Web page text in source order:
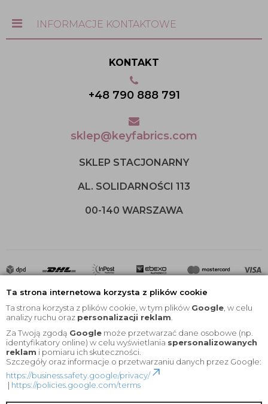
Ta strona internetowa korzysta z plików cookie
Ta strona korzysta z plików cookie, w tym plików Google , w celu
analizy ruchu oraz personalizacji reklam
Za Twoją zgodą Google może przetwarzać dane osobowe (np.
identyfikatory online) w celu wyświetlania spersonalizowanych
reklam i pomiaru ich skuteczności.
Szczegóły oraz informacje o przetwarzaniu danych przez Google:
https://business.safety.google/privacy/
| https://policies.google.com/terms
INFORMACJE KONTAKTOWE
KONTAKT
+48 790 888 791
sklep@keyfabrics.com
SKLEP STACJONARNY
AL. SOLIDARNOŚCI 113
00-140 WARSZAWA
2020 © Wszelkie Prawa Zastrzeżone |KEYfabrics
Projekt i oprogramowanie sklepu: